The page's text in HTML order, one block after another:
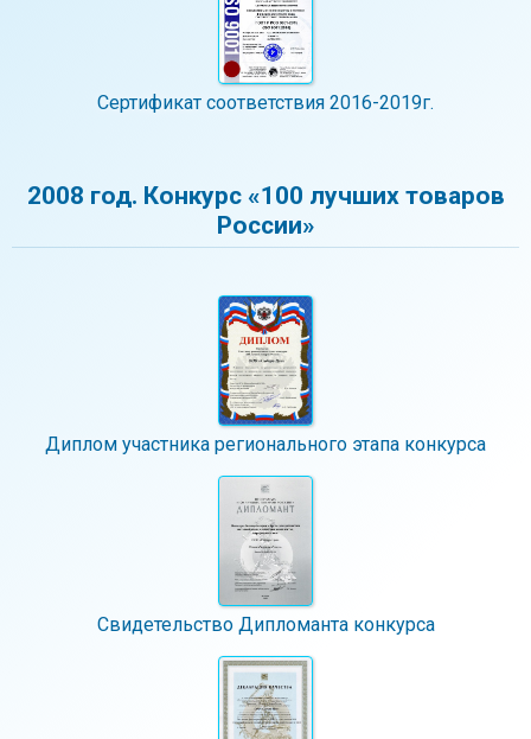
Сертификат соответствия 2016-2019г.
2008 год. Конкурс «100 лучших товаров
России»
Диплом участника регионального этапа конкурса
Свидетельство Дипломанта конкурса